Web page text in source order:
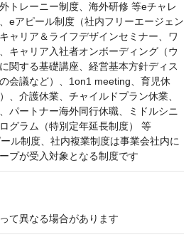
トレーニー制度、海外研修 等eチャレ
eアピール制度（社内フリーエージェン
ャリア＆ライフデザインセミナー、ワ
キャリア入社者オンボーディング（ウ
関する基礎講座、経営基本方針ディス
会議など）、1on1 meeting、育児休
、介護休業、チャイルドプラン休業、
パートナー海外同行休職、ミドルシニ
グラム（特別定年延長制度） 等
ル制度、社内複業制度は事業会社内に
プが受入対象となる制度です
て異なる場合があります